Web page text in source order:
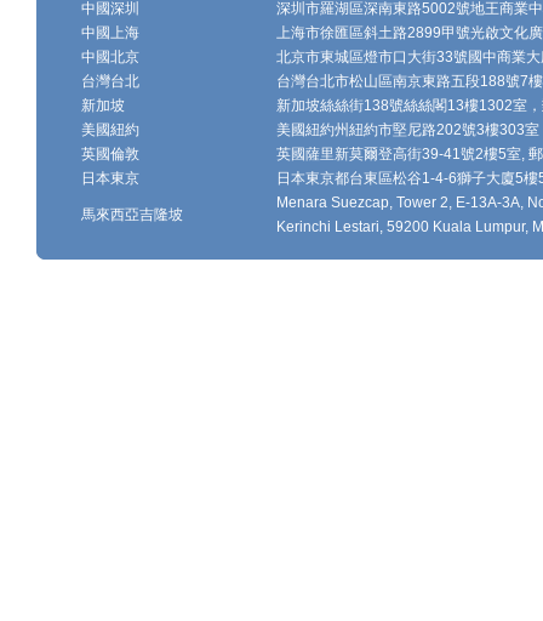
中國深圳
深圳市羅湖區深南東路5002號地王商業
中國上海
上海市徐匯區斜土路2899甲號光啟文化
中國北京
北京市東城區燈市口大街33號國中商業
台灣台北
台灣台北市松山區南京東路五段188號7
新加坡
新加坡絲絲街138號絲絲閣13樓1302室
美國紐約
美國紐約州紐約市堅尼路202號3樓303
英國倫敦
英國薩里新莫爾登高街39-41號2樓5室,
日本東京
日本東京都台東區松谷1-4-6獅子大廈5
馬來西亞吉隆坡
Menara Suezcap, Tower 2, E-13A-3A,
Kerinchi Lestari, 59200 Kuala Lumpur,